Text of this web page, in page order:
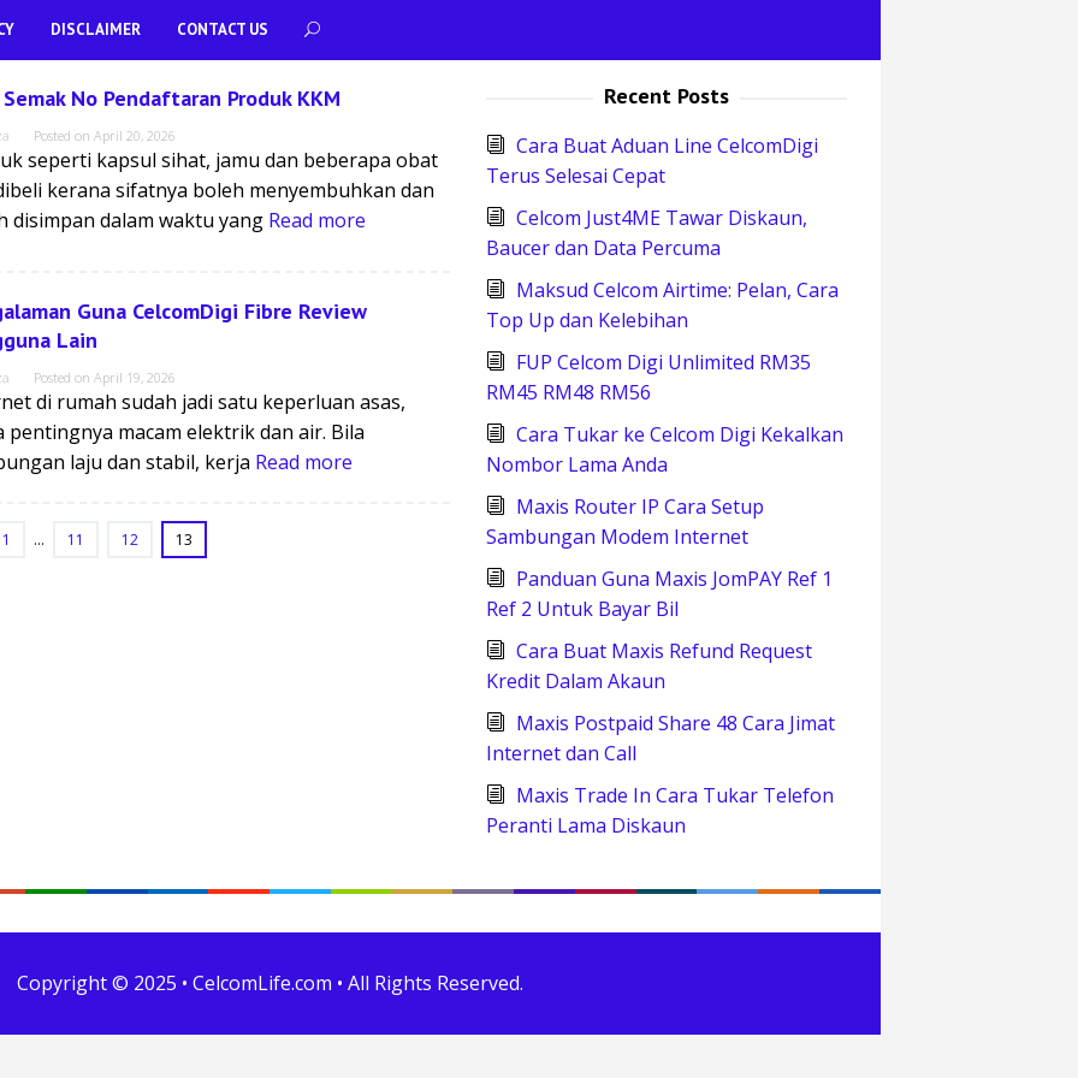
DISCLAIMER CONTACT US
Semak No Pendaftaran Produk KKM
Posted on April 20, 2026
seperti kapsul sihat, jamu dan beberapa obat
kerana sifatnya boleh menyembuhkan dan
disimpan dalam waktu yang Read more
Guna CelcomDigi Fibre Review
Lain
Posted on April 19, 2026
di rumah sudah jadi satu keperluan asas,
pentingnya macam elektrik dan air. Bila
laju dan stabil, kerja Read more
1 … 11 12 13
Recent Posts
Cara Buat Aduan Line CelcomDigi
Terus Selesai Cepat
Celcom Just4ME Tawar Diskaun,
Baucer dan Data Percuma
Maksud Celcom Airtime: Pelan, Cara
Top Up dan Kelebihan
FUP Celcom Digi Unlimited RM35
RM45 RM48 RM56
Cara Tukar ke Celcom Digi Kekalkan
Nombor Lama Anda
Maxis Router IP Cara Setup
Sambungan Modem Internet
Panduan Guna Maxis JomPAY Ref 1
Ref 2 Untuk Bayar Bil
Cara Buat Maxis Refund Request
Kredit Dalam Akaun
Maxis Postpaid Share 48 Cara Jimat
Internet dan Call
Maxis Trade In Cara Tukar Telefon
Peranti Lama Diskaun
Copyright © 2025 • CelcomLife.com • All Rights Reserved.